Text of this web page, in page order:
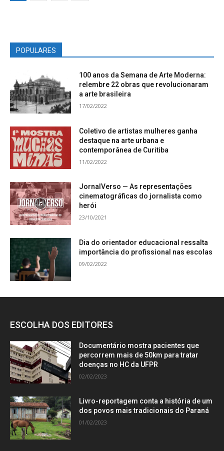
POPULARES
100 anos da Semana de Arte Moderna:
relembre 22 obras que revolucionaram
a arte brasileira
17/02/2022
Coletivo de artistas mulheres ganha
destaque na arte urbana e
contemporânea de Curitiba
11/02/2022
JornalVerso — As representações
cinematográficas do jornalista como
herói
23/10/2021
Dia do orientador educacional ressalta
importância do profissional nas escolas
09/02/2022
ESCOLHA DOS EDITORES
Documentário mostra pacientes que
percorrem mais de 50km para tratar
doenças no HC da UFPR
02/02/2023
Livro-reportagem conta a história de um
dos povos mais tradicionais do Paraná
01/02/2023